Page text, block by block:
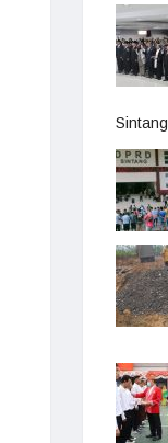
Sintang